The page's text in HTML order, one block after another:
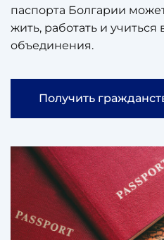
паспорта Болгарии
жить, работать и
объединения.
Получить